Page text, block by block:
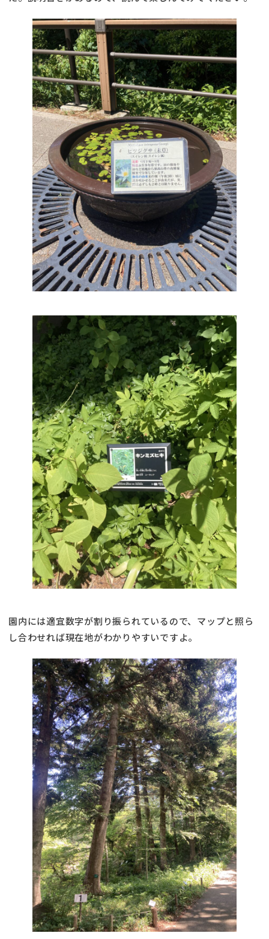
園内には適宜数字が割り振られているので、マップと照ら
し合わせれば現在地がわかりやすいですよ。